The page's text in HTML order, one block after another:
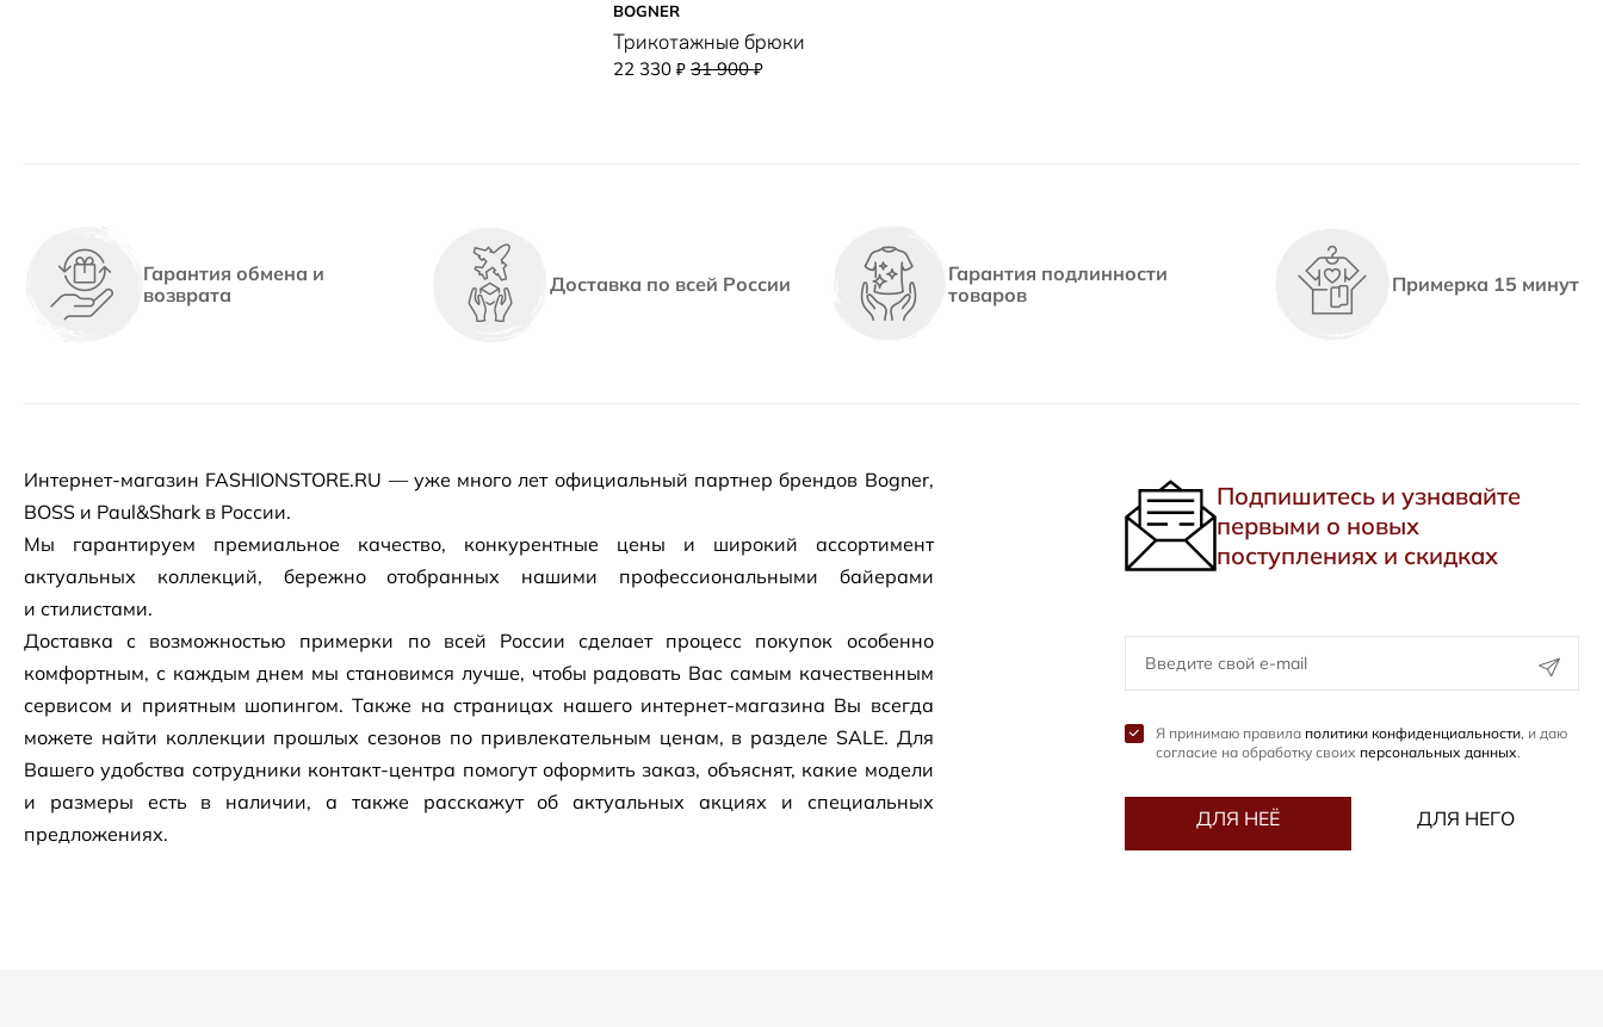
BOGNER
Трикотажные брюки
22 330 ₽ 31 900₽
Гарантия обмена и
возврата
Доставка по всей России
Гарантия подлинности
товаров
Примерка 15 минут
Интернет-магазин FASHIONSTORE.RU — уже много лет официальный партнер брендов Bogner,
BOSS и Paul&Shark в России.
Мы гарантируем премиальное качество, конкурентные цены и широкий ассортимент
актуальных коллекций, бережно отобранных нашими профессиональными байерами
и стилистами.
Доставка с возможностью примерки по всей России сделает процесс покупок особенно
комфортным, с каждым днем мы становимся лучше, чтобы радовать Вас самым качественным
сервисом и приятным шопингом. Также на страницах нашего интернет-магазина Вы всегда
можете найти коллекции прошлых сезонов по привлекательным ценам, в разделе SALE. Для
Вашего удобства сотрудники контакт-центра помогут оформить заказ, объяснят, какие модели
и размеры есть в наличии, а также расскажут об актуальных акциях и специальных
предложениях.
Подпишитесь и узнавайте
первыми о новых
поступлениях и скидках
Я принимаю правила политики конфиденциальности, и даю
согласие на обработку своих персональных данных.
ДЛЯ НЕЁ ДЛЯ НЕГО